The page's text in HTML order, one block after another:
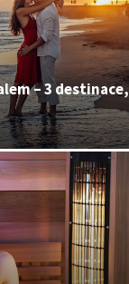
– 3 destinace,